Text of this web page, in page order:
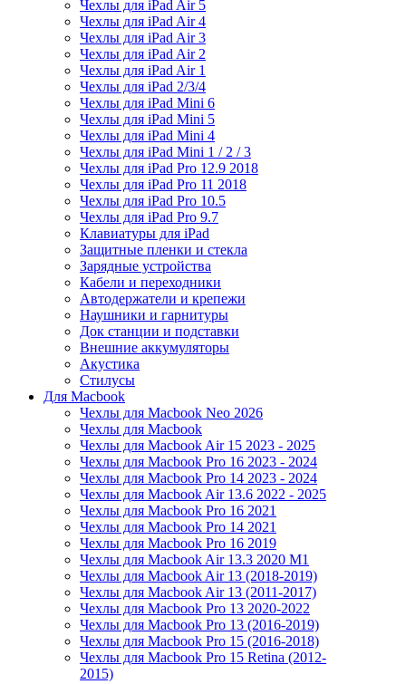
Чехлы для iPad Air 5
Чехлы для iPad Air 4
Чехлы для iPad Air 3
Чехлы для iPad Air 2
Чехлы для iPad Air 1
Чехлы для iPad 2/3/4
Чехлы для iPad Mini 6
Чехлы для iPad Mini 5
Чехлы для iPad Mini 4
Чехлы для iPad Mini 1 / 2 / 3
Чехлы для iPad Pro 12.9 2018
Чехлы для iPad Pro 11 2018
Чехлы для iPad Pro 10.5
Чехлы для iPad Pro 9.7
Клавиатуры для iPad
Защитные пленки и стекла
Зарядные устройства
Кабели и переходники
Автодержатели и крепежи
Наушники и гарнитуры
Док станции и подставки
Внешние аккумуляторы
Акустика
Стилусы
Для Macbook
Чехлы для Macbook Neo 2026
Чехлы для Macbook
Чехлы для Macbook Air 15 2023 - 2025
Чехлы для Macbook Pro 16 2023 - 2024
Чехлы для Macbook Pro 14 2023 - 2024
Чехлы для Macbook Air 13.6 2022 - 2025
Чехлы для Macbook Pro 16 2021
Чехлы для Macbook Pro 14 2021
Чехлы для Macbook Pro 16 2019
Чехлы для Macbook Air 13.3 2020 M1
Чехлы для Macbook Air 13 (2018-2019)
Чехлы для Macbook Air 13 (2011-2017)
Чехлы для Macbook Pro 13 2020-2022
Чехлы для Macbook Pro 13 (2016-2019)
Чехлы для Macbook Pro 15 (2016-2018)
Чехлы для Macbook Pro 15 Retina (2012-
2015)